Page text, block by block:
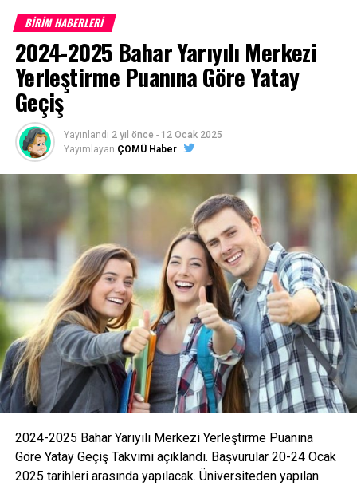
BİRİM HABERLERİ
2024-2025 Bahar Yarıyılı Merkezi
Yerleştirme Puanına Göre Yatay
Geçiş
Yayınlandı 2 yıl önce - 12 Ocak 2025
Yayımlayan ÇOMÜ Haber
2024-2025 Bahar Yarıyılı Merkezi Yerleştirme Puanına
Göre Yatay Geçiş Takvimi açıklandı. Başvurular 20-24 Ocak
2025 tarihleri arasında yapılacak. Üniversiteden yapılan